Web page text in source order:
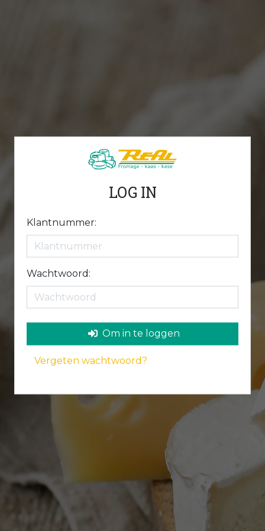
LOG IN
Klantnummer:
Wachtwoord:
Om in te loggen
Vergeten wachtwoord?